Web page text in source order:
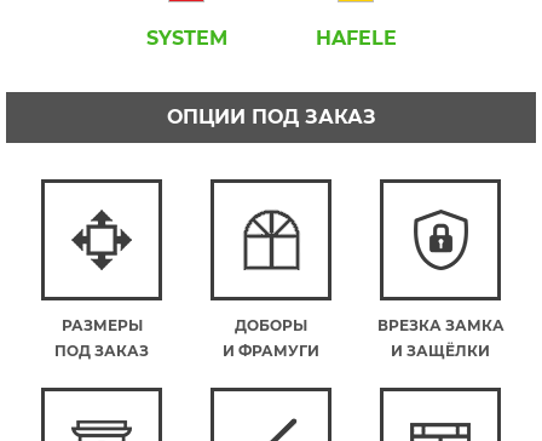
SYSTEM HAFELE
ОПЦИИ ПОД ЗАКАЗ
РАЗМЕРЫ
ПОД ЗАКАЗ
ДОБОРЫ
И ФРАМУГИ
ВРЕЗКА ЗАМКА
И ЗАЩЁЛКИ